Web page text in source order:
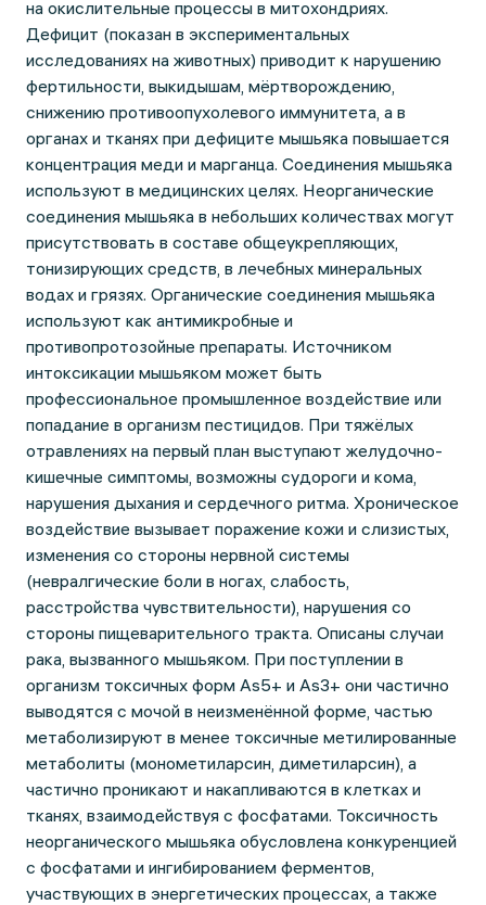
на окислительные процессы в митохондриях.
Дефицит (показан в экспериментальных
исследованиях на животных) приводит к нарушению
фертильности, выкидышам, мёртворождению,
снижению противоопухолевого иммунитета, а в
органах и тканях при дефиците мышьяка повышается
концентрация меди и марганца. Соединения мышьяка
используют в медицинских целях. Неорганические
соединения мышьяка в небольших количествах могут
присутствовать в составе общеукрепляющих,
тонизирующих средств, в лечебных минеральных
водах и грязях. Органические соединения мышьяка
используют как антимикробные и
противопротозойные препараты. Источником
интоксикации мышьяком может быть
профессиональное промышленное воздействие или
попадание в организм пестицидов. При тяжёлых
отравлениях на первый план выступают желудочно-
кишечные симптомы, возможны судороги и кома,
нарушения дыхания и сердечного ритма. Хроническое
воздействие вызывает поражение кожи и слизистых,
изменения со стороны нервной системы
(невралгические боли в ногах, слабость,
расстройства чувствительности), нарушения со
стороны пищеварительного тракта. Описаны случаи
рака, вызванного мышьяком. При поступлении в
организм токсичных форм As5+ и As3+ они частично
выводятся с мочой в неизменённой форме, частью
метаболизируют в менее токсичные метилированные
метаболиты (монометиларсин, диметиларсин), а
частично проникают и накапливаются в клетках и
тканях, взаимодействуя с фосфатами. Токсичность
неорганического мышьяка обусловлена конкуренцией
с фосфатами и ингибированием ферментов,
участвующих в энергетических процессах, а также